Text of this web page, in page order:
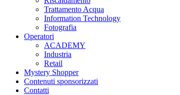
Trattamento Acqua
Information Technology
Fotografia
Operatori
ACADEMY
Industria
Retail
Mystery Shopper
Contenuti sponsorizzati
Contatti